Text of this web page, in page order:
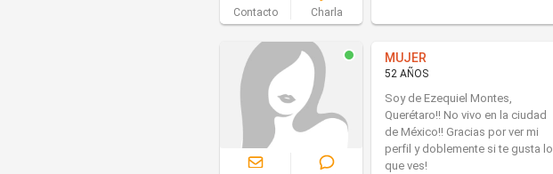
Contacto Charla
MUJER
52 AÑOS
Soy de Ezequiel Montes,
Querétaro!! No vivo en la ciudad
de México!! Gracias por ver mi
perfil y doblemente si te gusta lo
que ves!